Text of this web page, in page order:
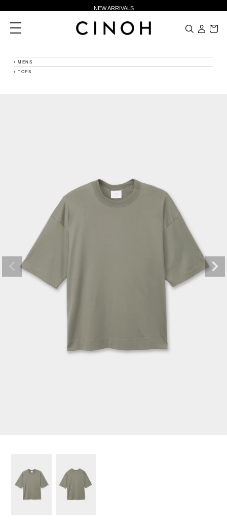
NEW ARRIVALS
新規会員登録500ポイントプレゼント
夏季休業に伴う一部業務休業のお知らせ
toggle
navigation
MENS
TOPS